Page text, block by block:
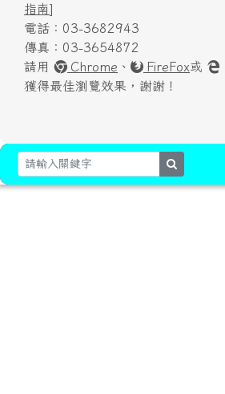
指南]
電話：03-3682943
傳真：03-3654872
請用
Chrome 、 FireFox或
獲得最佳瀏覽效果，謝謝！